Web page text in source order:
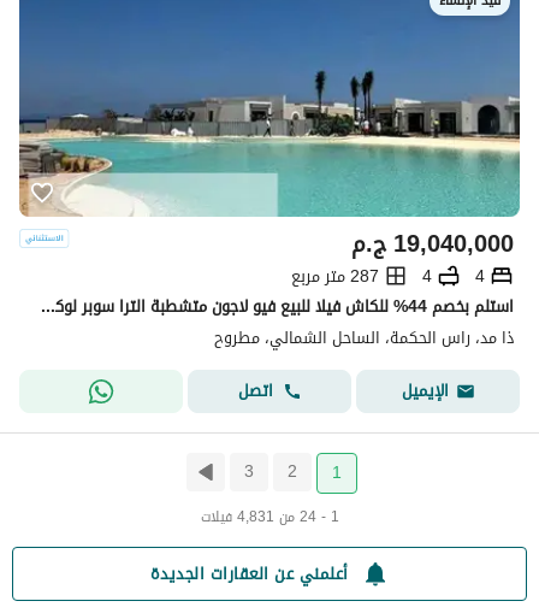
ج.م19,040,000
4
4
287 متر مربع
استلم بخصم 44% للكاش فيلا للبيع فيو لاجون متشطبة الترا سوبر لوكس-ذا ميد-رأس الحكمة-الساحل الشمالي
ذا مد، راس الحكمة، الساحل الشمالي، مطروح
الإيميل
اتصل
1
2
3
1 - 24 من 4,831 فيلات
أعلمني عن العقارات الجديدة